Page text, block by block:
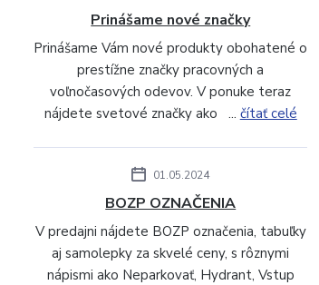
Prinášame nové značky
Prinášame Vám nové produkty obohatené o
prestížne značky pracovných a
voľnočasových odevov. V ponuke teraz
nájdete svetové značky ako ... čítať celé
01.05.2024
BOZP OZNAČENIA
V predajni nájdete BOZP označenia, tabuľky
aj samolepky za skvelé ceny, s rôznymi
nápismi ako Neparkovať, Hydrant, Vstup